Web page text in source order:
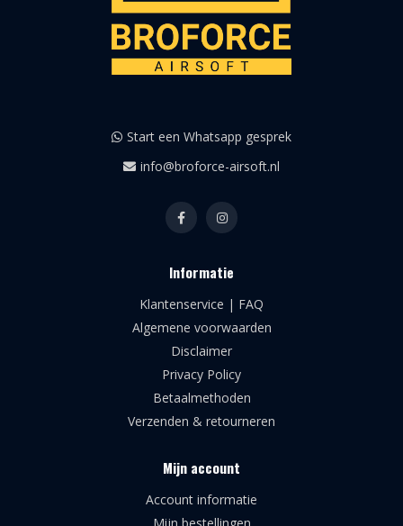
Start een Whatsapp gesprek
info@broforce-airsoft.nl
Informatie
Klantenservice | FAQ
Algemene voorwaarden
Disclaimer
Privacy Policy
Betaalmethoden
Verzenden & retourneren
Mijn account
Account informatie